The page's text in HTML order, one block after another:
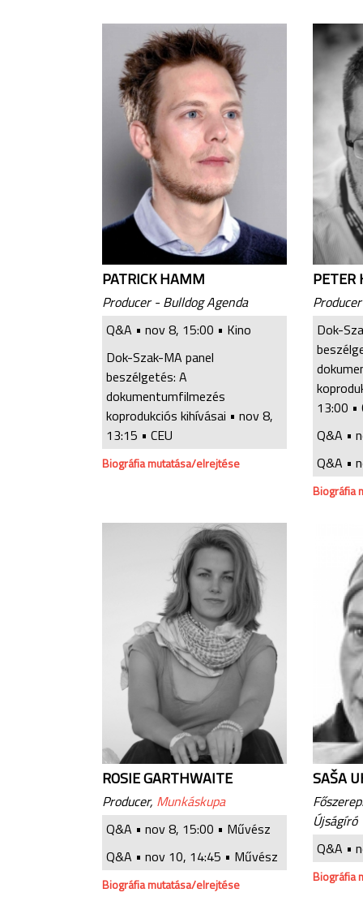
PATRICK HAMM
Producer - Bulldog Agenda
Q&A • nov 8, 15:00 • Kino
Dok-Szak-MA panel
beszélgetés: A
dokumentumfilmezés
koprodukciós kihívásai • nov 8,
13:15 • CEU
Biográfia mutatása/elrejtése
PETER
Dok-
13:00 •
Q&A •
Q&A •
Biográfia
ROSIE GARTHWAITE
Producer, Munkáskupa
Q&A • nov 8, 15:00 • Művész
Q&A • nov 10, 14:45 • Művész
Biográfia mutatása/elrejtése
SAŠA
Újságíró
Q&A •
Biográfia